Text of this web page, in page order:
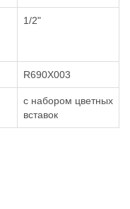
1/2"
R690X003
с набором цветных
вставок